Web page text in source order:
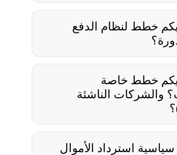
خطط لنظام الدفع
خطط خاصة
والشركات الناشئة
استرداد الأموال